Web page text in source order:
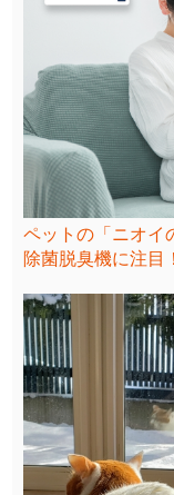
ペットの「ニオイ
除菌脱臭機に注目！